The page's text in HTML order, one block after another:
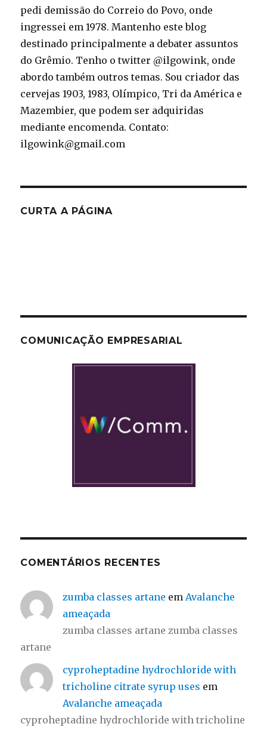
pedi demissão do Correio do Povo, onde
ingressei em 1978. Mantenho este blog
destinado principalmente a debater assuntos
do Grêmio. Tenho o twitter @ilgowink, onde
abordo também outros temas. Sou criador das
cervejas 1903, 1983, Olímpico, Tri da América e
Mazembier, que podem ser adquiridas
mediante encomenda. Contato:
ilgowink@gmail.com
CURTA A PÁGINA
COMUNICAÇÃO EMPRESARIAL
COMENTÁRIOS RECENTES
zumba classes artane em Avalanche
ameaçada
zumba classes artane zumba classes
artane
cyproheptadine hydrochloride with
tricholine citrate syrup uses em
Avalanche ameaçada
cyproheptadine hydrochloride with tricholine